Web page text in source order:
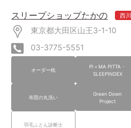
スリープショップたかの 西
東京都大田区山王3-1-10
03-3775-5551
オーダー枕
PI＋MA PITTA・
SLEEPINDEX
布団の丸洗い
Green Down
Project
羽毛ふとん診断士